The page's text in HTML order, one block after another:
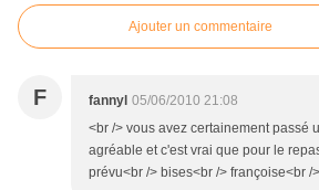
Ajouter un commentaire
F fannyl 05/06/2010 21:08
<br /> vous avez certainement passé
agréable et c'est vrai que pour le
prévu<br /> bises<br /> françoise<br /